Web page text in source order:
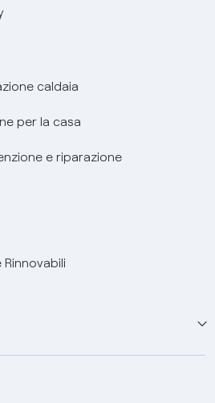
disabilità per offerte Fibra
caldaia
per la casa
e riparazione